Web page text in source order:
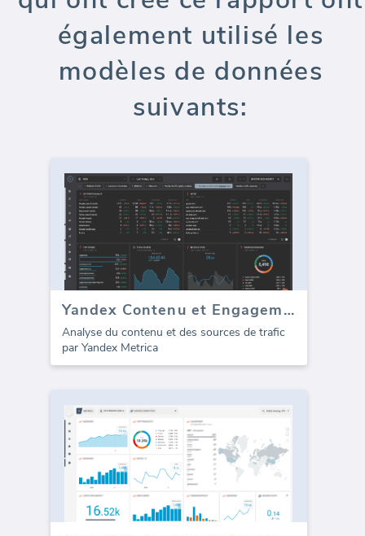
également utilisé les
modèles de données
suivants:
Yandex Contenu et Engagement
Analyse du contenu et des sources de trafic
par Yandex Metrica